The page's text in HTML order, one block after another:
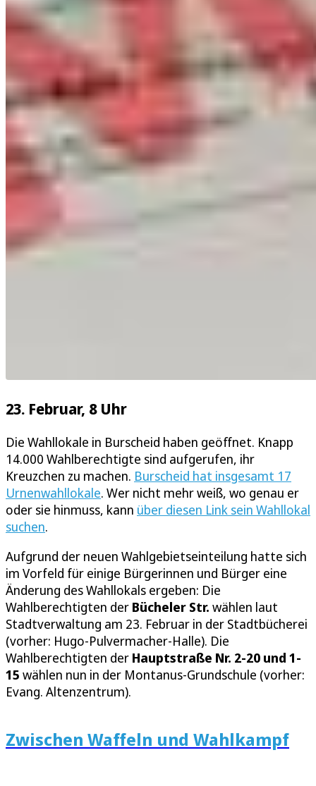
23. Februar, 8 Uhr
Die Wahllokale in Burscheid haben geöffnet. Knapp
14.000 Wahlberechtigte sind aufgerufen, ihr
Kreuzchen zu machen. Burscheid hat insgesamt 17
Urnenwahllokale. Wer nicht mehr weiß, wo genau er
oder sie hinmuss, kann über diesen Link sein Wahllokal
suchen.
Aufgrund der neuen Wahlgebietseinteilung hatte sich
im Vorfeld für einige Bürgerinnen und Bürger eine
Änderung des Wahllokals ergeben: Die
Wahlberechtigten der Bücheler Str. wählen laut
Stadtverwaltung am 23. Februar in der Stadtbücherei
(vorher: Hugo-Pulvermacher-Halle). Die
Wahlberechtigten der Hauptstraße Nr. 2-20 und 1-
15 wählen nun in der Montanus-Grundschule (vorher:
Evang. Altenzentrum).
Zwischen Waffeln und Wahlkampf